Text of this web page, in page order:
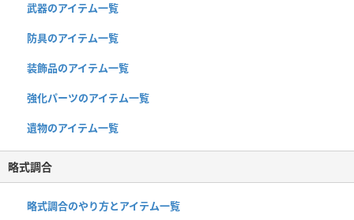
武器のアイテム一覧
防具のアイテム一覧
装飾品のアイテム一覧
強化パーツのアイテム一覧
遺物のアイテム一覧
略式調合
略式調合のやり方とアイテム一覧